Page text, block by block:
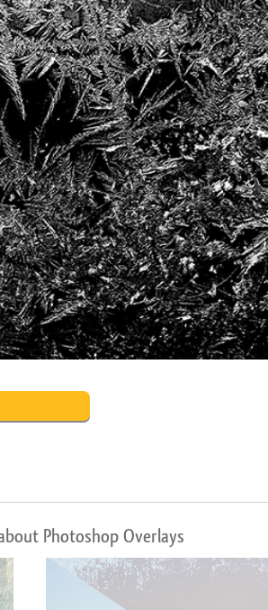
ювелирных Данные для обучения
ИИ
Photoshop Overlays